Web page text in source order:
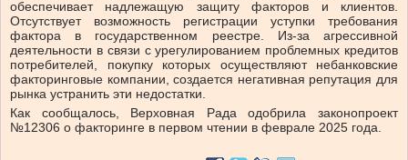
обеспечивает надлежащую защиту факторов и клиентов.
Отсутствует возможность регистрации уступки требования
фактора в государственном реестре. Из-за агрессивной
деятельности в связи с урегулированием проблемных кредитов
потребителей, покупку которых осуществляют небанковские
факторинговые компании, создается негативная репутация для
рынка устранить эти недостатки.
Как сообщалось, Верховная Рада одобрила законопроект
№12306 о факторинге в первом чтении в феврале 2025 года.